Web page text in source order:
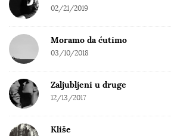
r
02/21/2019
Moramo da ćutimo
03/10/2018
Zaljubljeni u druge
12/13/2017
Kliše